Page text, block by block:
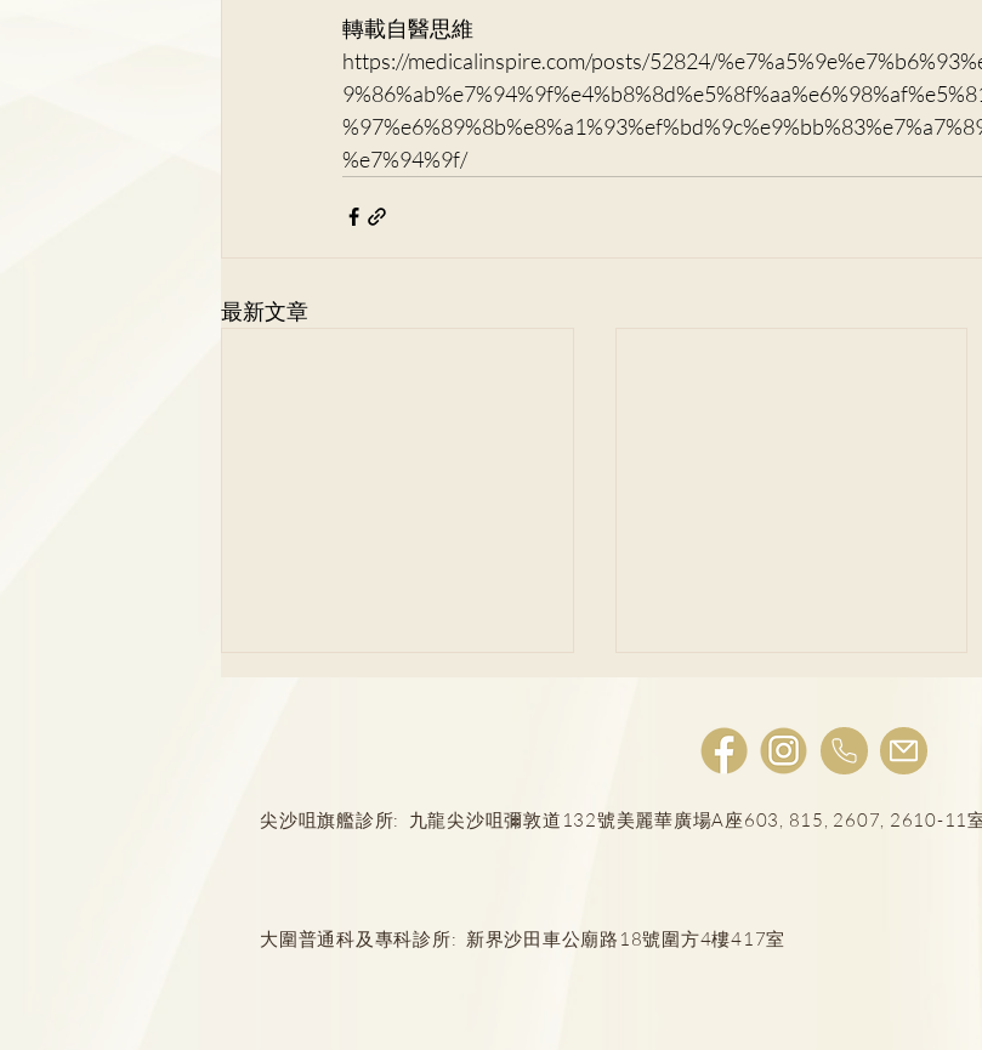
轉載自醫思維
https://medicalinspire.com/posts/52824/
%e7%94%9f/
最新文章
列成人口腔6大病毒 嚴重可致
大必做手術徵兆
尖沙咀旗艦診所: 九龍尖沙咀彌敦道132號美麗華廣場A座603, 815, 2607, 2610-11
大圍普通科及專科診所: 新界沙田車公廟路18號圍方4樓417室